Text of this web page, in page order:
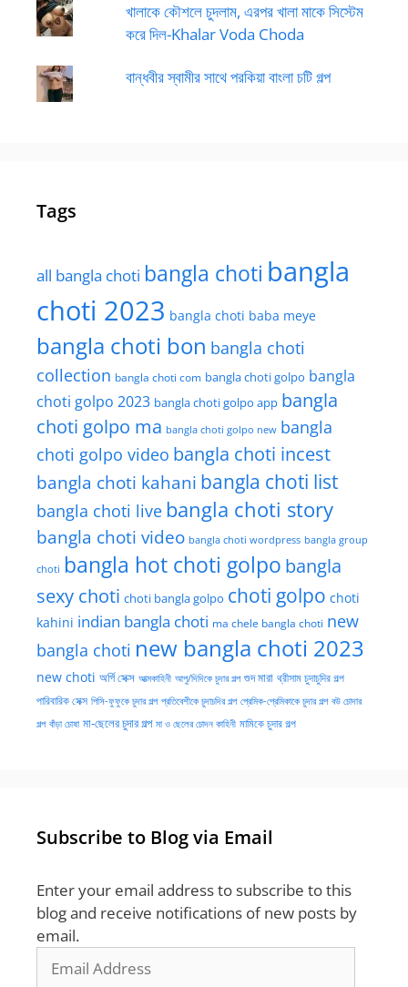
খালাকে কৌশলে চুদলাম, এরপর খালা মাকে সিস্টেম
করে দিল-Khalar Voda Choda
বান্ধবীর স্বামীর সাথে পরকিয়া বাংলা চটি গল্প
Tags
all bangla choti bangla choti bangla
choti 2023 bangla choti baba meye
bangla choti bon bangla choti
collection bangla choti com bangla choti golpo bangla
choti golpo 2023 bangla choti golpo app bangla
choti golpo ma bangla choti golpo new bangla
choti golpo video bangla choti incest
bangla choti kahani bangla choti list
bangla choti live bangla choti story
bangla choti video bangla choti wordpress bangla group
choti bangla hot choti golpo bangla
sexy choti choti bangla golpo choti golpo choti
kahini indian bangla choti ma chele bangla choti new
bangla choti new bangla choti 2023
new choti অর্গি সেক্স আত্মকাহিনী আপু/দিদিকে চুদার গল্প গুদ মারা থ্রীসাম চুদাচুদির গল্প
পারিবারিক সেক্স পিসি-ফুফুকে চুদার গল্প প্রতিবেশীকে চুদাচদির গল্প প্রেমিক-প্রেমিকাকে চুদার গল্প বউ চোদার
গল্প বাঁড়া চোষা মা-ছেলের চুদার গল্প মা ও ছেলের চোদন কাহিনী মামিকে চুদার গল্প
Subscribe to Blog via Email
Enter your email address to subscribe to this
blog and receive notifications of new posts by
email.
Address